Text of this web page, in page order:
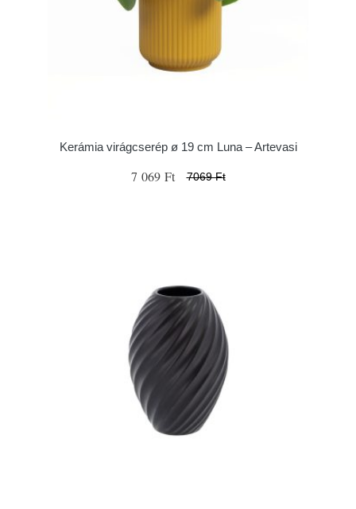
Kerámia virágcserép ø 19 cm Luna – Artevasi
7 069 Ft 7069 Ft